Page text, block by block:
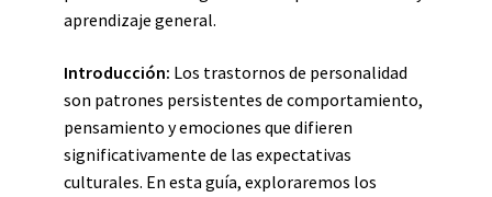
aprendizaje general.
Introducción: Los trastornos de personalidad
son patrones persistentes de comportamiento,
pensamiento y emociones que difieren
significativamente de las expectativas
culturales. En esta guía, exploraremos los